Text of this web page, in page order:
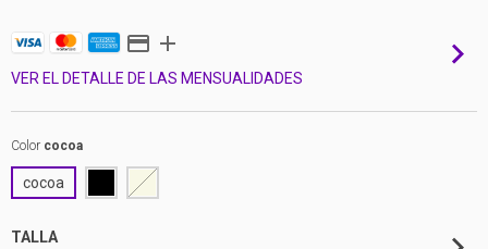
VER EL DETALLE DE LAS MENSUALIDADES
Color cocoa
cocoa
TALLA